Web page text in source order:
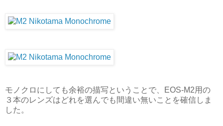
モノクロにしても余裕の描写ということで、EOS-M2用の
３本のレンズはどれを選んでも間違い無いことを確信しま
した。